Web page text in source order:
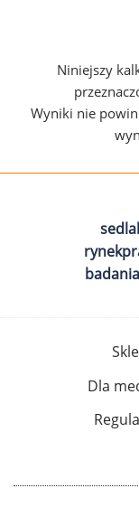
Niniejszy
Wyniki nie
badania
Dla